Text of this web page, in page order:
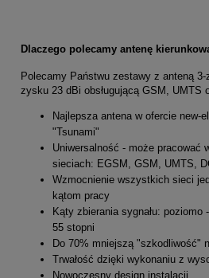
Dlaczego polecamy antenę
Polecamy Państwu zestawy z anteną
zysku 23 dBi obsługującą GSM, UMTS
Najlepsza antena w ofercie new-
"Tsunami"
Uniwersalność - może pracować
sieciach: EGSM, GSM, UMTS,
Wzmocnienie wszystkich sieci
kątom pracy
Kąty zbierania sygnału:
55 stopni
Do 70% mniejszą "szkodliwość"
Trwałość dzięki wykonaniu z
Nowoczesny design instalacji